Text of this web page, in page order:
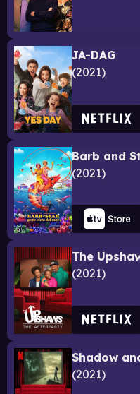
JA-DAG
2021
2021
The
2021
2021